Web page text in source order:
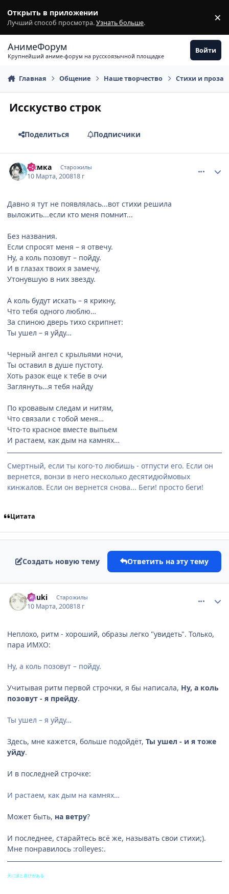
Открыть в приложении
Лучший способ просмотра.Узнать больше. ×
АнимеФорум
Крупнейший аниме-форум на русскоязычной площадке
Войти
Главная Общение Наше творчество Стихи и проза
Исскуство строк
Поделиться Подписчики
Нямка Старожилы
10 Марта, 200818 г
Давно я тут не появлялась...вот стихи решила
выложить...если кто меня помнит...
Без названия.
Если спросят меня – я отвечу.
Ну, а коль позовут – пойду.
И в глазах твоих я замечу,
Утонувшую в них звезду.
А коль будут искать – я крикну,
Что тебя одного люблю…
За спиною дверь тихо скрипнет:
Ты ушел – я уйду…
Черный ангел с крыльями ночи,
Ты оставил в душе пустоту.
Хоть разок еще к тебе в очи
Заглянуть…я тебя найду
По кровавым следам и нитям,
Что связали с тобой меня…
Что-то красное вместе выпьем
И растаем, как дым на камнях…
Смертный, если ты кого-то любишь - отпусти его. Если он
вернется, вонзи в него несколько десятидюймовых
кинжалов. Если он вернется снова... Беги! просто беги!
Цитата
Создать новую тему Ответить на эту тему
Uzuki Старожилы
10 Марта, 200818 г
Неплохо, ритм - хороший, образы легко "увидеть". Только,
пара ИМХО:
Ну, а коль позовут – пойду.
Учитывая ритм первой строчки, я бы написала, Ну, а коль
позовут - я прейду.
Ты ушел – я уйду…
Здесь, мне кажется, больше подойдёт, Ты ушел - и я тоже
уйду.
И в последней строчке:
И растаем, как дым на камнях…
Может быть, на ветру?
И последнее, старайтесь всё же, называть свои стихи;).
Мне понравилось :rolleyes:.
天に涙と喜びがある